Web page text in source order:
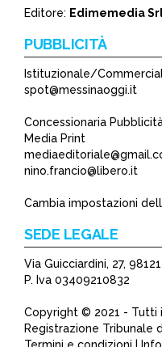
Editore: Edimemedia
PUBBLICITÀ
Istituzionale/
spot@messinaoggi.it
Concessionaria
Media Print
nino.francio@libero.it
Cambia impostazioni
SEDE LEGALE
Via Guicciardini, 27,
P. Iva 03409210832
Copyright © 2021 - Tutti
Registrazione Tribunale
Termini e condizioni |